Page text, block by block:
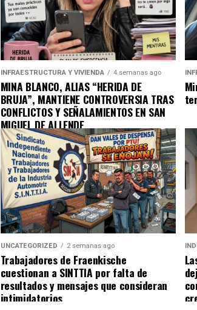
INFRAESTRUCTURA Y VIVIENDA 4 semanas ago
MINA BLANCO, ALIAS “HERIDA DE
BRUJA”, MANTIENE CONTROVERSIA TRAS
CONFLICTOS Y SEÑALAMIENTOS EN SAN
MIGUEL DE ALLENDE
UNCATEGORIZED 2 semanas ago
Trabajadores de Fraenkische
cuestionan a SINTTIA por falta de
resultados y mensajes que consideran
intimidatorios